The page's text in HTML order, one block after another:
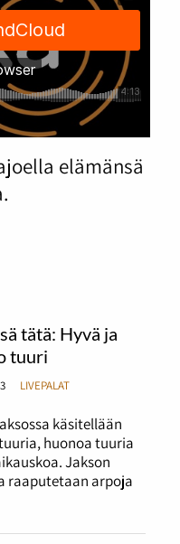
elämänsä
tätä: Hyvä ja
tuuri
LIVEPALAT
käsitellään
huonoa tuuria
Jakson
raaputetaan arpoja